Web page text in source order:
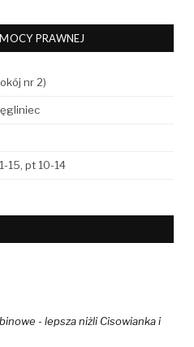
PRAWNEJ
nr 2)
15, pt 10-14
- lepsza niżli Cisowianka i